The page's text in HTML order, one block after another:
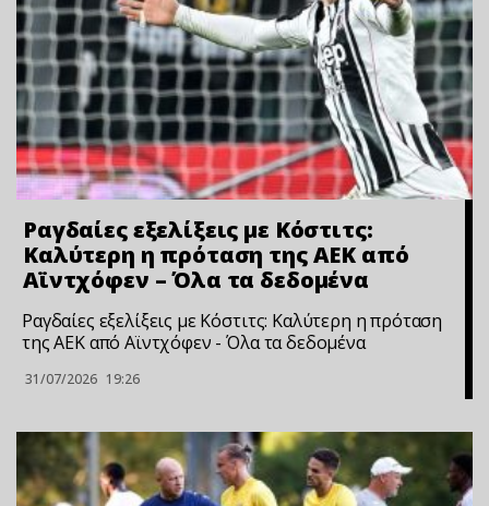
Ραγδαίες εξελίξεις με Κόστιτς:
Καλύτερη η πρόταση της ΑΕΚ από
Αϊντχόφεν – Όλα τα δεδομένα
Ραγδαίες εξελίξεις με Κόστιτς: Καλύτερη η πρόταση
της ΑΕΚ από Αϊντχόφεν - Όλα τα δεδομένα
31/07/2026 19:26